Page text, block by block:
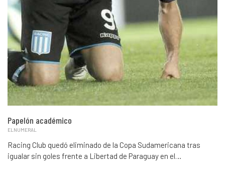
Papelón académico
ELNUMERAL
Racing Club quedó eliminado de la Copa Sudamericana tras
igualar sin goles frente a Libertad de Paraguay en el…